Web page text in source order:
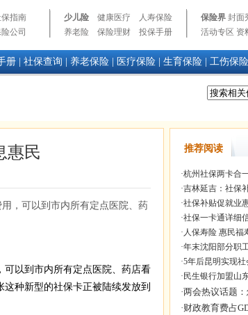
指南
公司
少儿险 健康医疗
人寿保险
养老险
保险理财 投保手册
保险界 封面
活动专区 资
册 社保查询 养老保险 医疗保险 生育保险 工伤保险
惠民
，可以到市内所有定点医院、药
可以到市内所有定点医院、药店看
种新型的社保卡正被陆续发放到
推荐阅读
·杭州社保两卡合
·吉林延吉：社保
·社保补贴促就业
·社保一卡通详细
· 人保寿险 惠民福
·年末沈阳部分职
·5年后昆明实现
· 民生银行加盟山